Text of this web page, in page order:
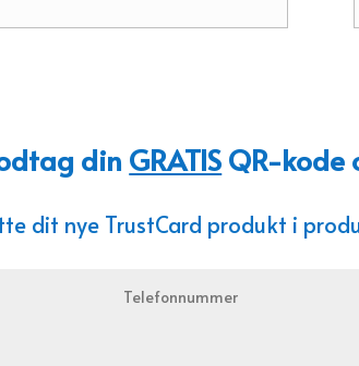
din GRATISQR-kode
dit nye TrustCard produkt i